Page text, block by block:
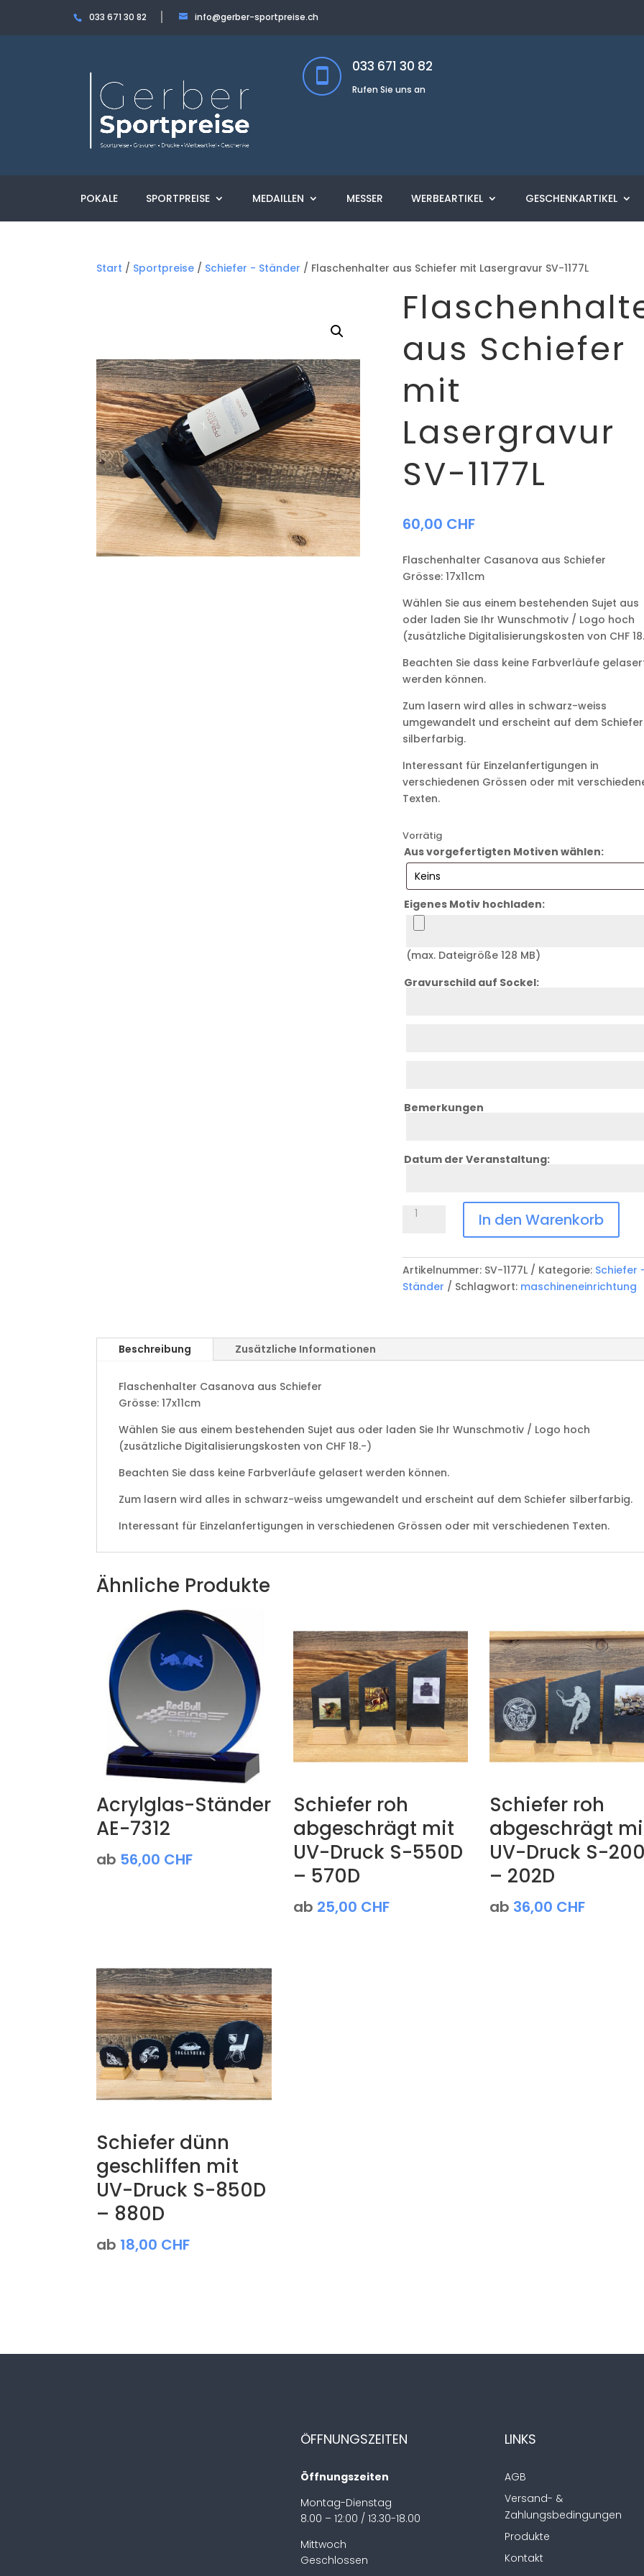
033 671 30 82 info@gerber-sportpreise.ch
033 671 30 82
Rufen Sie uns an
POKALE SPORTPREISE MEDAILLEN MESSER WERBEARTIKEL GESCHENKARTIKEL
Start / Sportpreise / Schiefer - Ständer / Flaschenhalter aus Schiefer mit Lasergravur SV-1177L
aus Schiefer
mit
Lasergravur
SV-1177L
60,00 CHF
Flaschenhalter Casanova aus Schiefer
Grösse: 17x11cm
Wählen Sie aus einem bestehenden Sujet aus
oder laden Sie Ihr Wunschmotiv / Logo hoch
(zusätzliche Digitalisierungskosten von CHF
Beachten Sie dass keine Farbverläufe
werden können.
Zum lasern wird alles in schwarz-weiss
umgewandelt und erscheint auf dem Schiefer
silberfarbig.
Interessant für Einzelanfertigungen in
verschiedenen Grössen oder mit
Texten.
Vorrätig
Aus vorgefertigten Motiven wählen:
Eigenes Motiv hochladen:
(max. Dateigröße 128 MB)
Gravurschild auf Sockel:
Bemerkungen
Bemerkung
Datum der Veranstaltung:
Flaschenhalter
mit
Lasergravur
In den Warenkorb
Artikelnummer: SV-1177L Kategorie: Schiefer
Ständer
Schlagwort: maschineneinrichtung
Beschreibung Zusätzliche Informationen
Flaschenhalter Casanova aus Schiefer
Grösse: 17x11cm
Wählen Sie aus einem bestehenden Sujet aus oder laden Sie Ihr Wunschmotiv / Logo hoch
(zusätzliche Digitalisierungskosten von CHF 18.-)
Beachten Sie dass keine Farbverläufe gelasert werden können.
Zum lasern wird alles in schwarz-weiss umgewandelt und erscheint auf dem Schiefer silberfarbig.
Interessant für Einzelanfertigungen in verschiedenen Grössen oder mit verschiedenen Texten.
Ähnliche Produkte
Acrylglas-Ständer
AE-7312
ab 56,00 CHF
Schiefer roh
abgeschrägt mit
UV-Druck S-550D
– 570D
ab 25,00 CHF
Schiefer roh
abgeschrägt
UV-Druck S-
– 202D
ab 36,00 CHF
Schiefer dünn
geschliffen mit
UV-Druck S-850D
– 880D
ab 18,00 CHF
ÖFFNUNGSZEITEN
Öffnungszeiten
Montag-Dienstag
8.00 – 12:00 / 13.30-18.00
Mittwoch
Geschlossen
LINKS
AGB
Versand- &
Zahlungsbedingungen
Produkte
Kontakt